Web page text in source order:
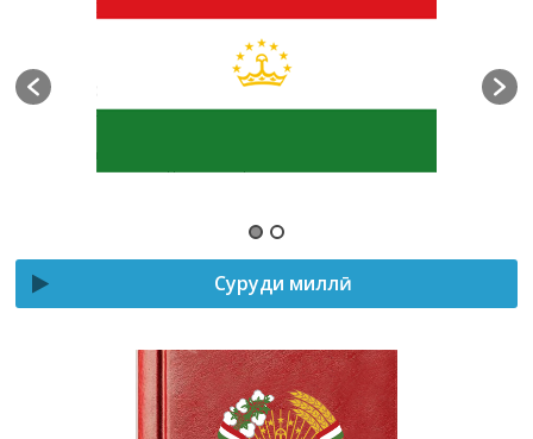
Суруди миллӣ